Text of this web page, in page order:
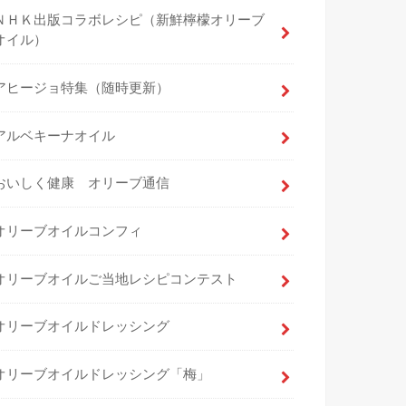
ＨＫ出版コラボレシピ（新鮮檸檬オリーブ
イル）
ヒージョ特集（随時更新）
ルベキーナオイル
いしく健康 オリーブ通信
リーブオイルコンフィ
リーブオイルご当地レシピコンテスト
リーブオイルドレッシング
リーブオイルドレッシング「梅」